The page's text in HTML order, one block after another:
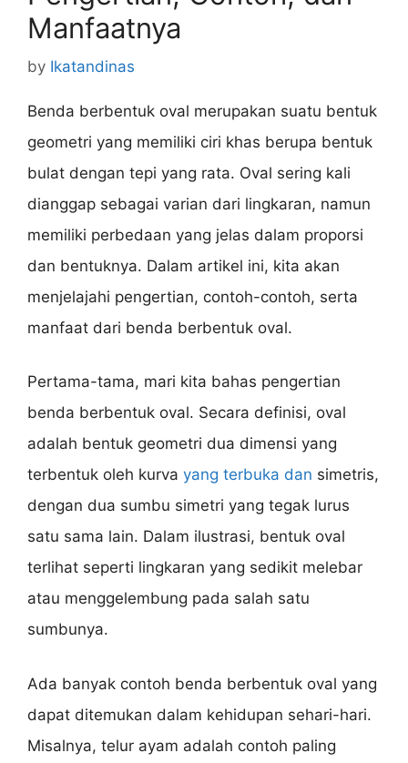
Manfaatnya
by Ikatandinas
Benda berbentuk oval merupakan suatu bentuk
geometri yang memiliki ciri khas berupa bentuk
bulat dengan tepi yang rata. Oval sering kali
dianggap sebagai varian dari lingkaran, namun
memiliki perbedaan yang jelas dalam proporsi
dan bentuknya. Dalam artikel ini, kita akan
menjelajahi pengertian, contoh-contoh, serta
manfaat dari benda berbentuk oval.
Pertama-tama, mari kita bahas pengertian
benda berbentuk oval. Secara definisi, oval
adalah bentuk geometri dua dimensi yang
terbentuk oleh kurva yang terbuka dan simetris,
dengan dua sumbu simetri yang tegak lurus
satu sama lain. Dalam ilustrasi, bentuk oval
terlihat seperti lingkaran yang sedikit melebar
atau menggelembung pada salah satu
sumbunya.
Ada banyak contoh benda berbentuk oval yang
dapat ditemukan dalam kehidupan sehari-hari.
Misalnya, telur ayam adalah contoh paling